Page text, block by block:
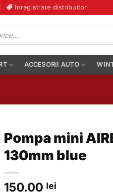
Inregistrare distribuitor
ACCESORII AUTO
Pompa mini
130mm blue
150.00 lei